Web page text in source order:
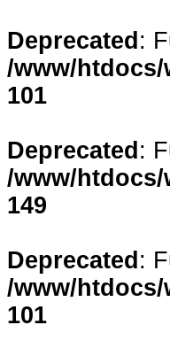
Deprecated :
/www/
101
Deprecated :
/www/
149
Deprecated :
/www/
101